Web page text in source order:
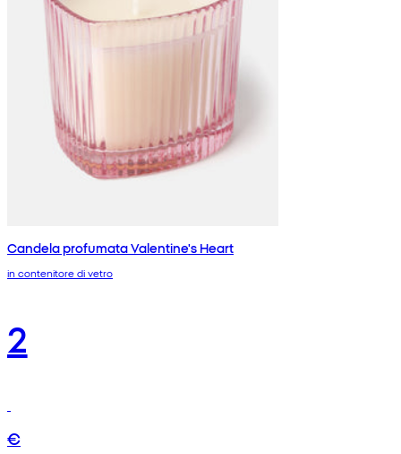
Candela profumata Valentine's Heart
in contenitore di vetro
2
€